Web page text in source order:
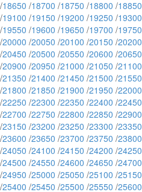
/18650 /18700 /18750 /18800 /18850
/19100 /19150 /19200 /19250 /19300
/19550 /19600 /19650 /19700 /19750
/20000 /20050 /20100 /20150 /20200
/20450 /20500 /20550 /20600 /20650
/20900 /20950 /21000 /21050 /21100
/21350 /21400 /21450 /21500 /21550
/21800 /21850 /21900 /21950 /22000
/22250 /22300 /22350 /22400 /22450
/22700 /22750 /22800 /22850 /22900
/23150 /23200 /23250 /23300 /23350
/23600 /23650 /23700 /23750 /23800
/24050 /24100 /24150 /24200 /24250
/24500 /24550 /24600 /24650 /24700
/24950 /25000 /25050 /25100 /25150
/25400 /25450 /25500 /25550 /25600